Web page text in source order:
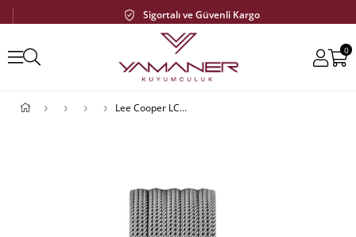
Sigortalı ve Güvenli Kargo
0
Lee Cooper LC06494.330 Erkek Kol Saati